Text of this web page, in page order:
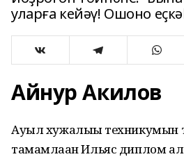
уларға кейәү! Ошоно
Айнур Акилов
Ауыл хужалығы техникумын
тамамлаған Ильяс диплом